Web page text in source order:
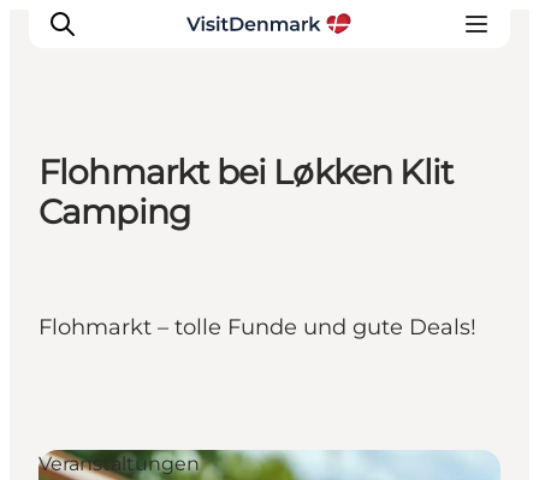
Inspiration
Regionen
Reiseplanung
Flohmarkt bei Løkken Klit
Camping
Flohmarkt – tolle Funde und gute Deals!
Veranstaltungen